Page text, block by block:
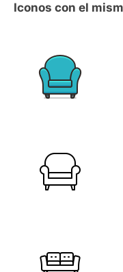
Iconos con el